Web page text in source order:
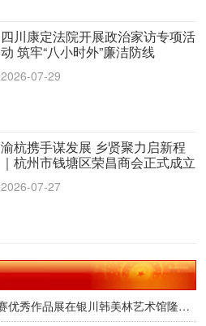
四川康定法院开展政治家访专项活
动 筑牢“八小时外”廉洁防线
2026-07-29
渝杭携手谋发展 乡贤聚力启新程
｜杭州市钱塘区荣昌商会正式成立
2026-07-27
首届“美林杯”青少年绘画大赛优秀作品展在银川韩美林艺术馆隆重开幕